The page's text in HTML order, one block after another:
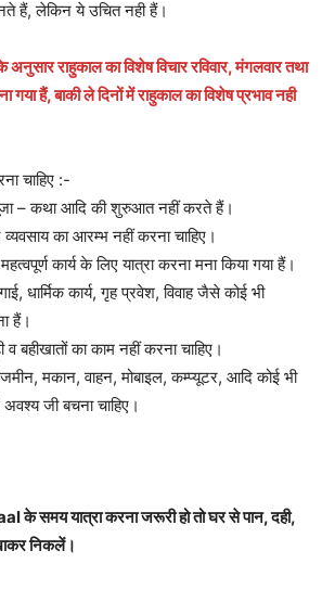
हैं, लेकिन ये उचित नही हैं।
अनुसार राहुकाल का विशेष विचार रविवार, मंगलवार तथा
गया हैं, बाकी ले दिनों में राहुकाल का विशेष प्रभाव नही
चाहिए :-
– कथा आदि की शुरुआत नहीं करते हैं।
का आरम्भ नहीं करना चाहिए।
कार्य के लिए यात्रा करना मना किया गया हैं।
धार्मिक कार्य, गृह प्रवेश, विवाह जैसे कोई भी
हैं।
बहीखातों का काम नहीं करना चाहिए।
मकान, वाहन, मोबाइल, कम्प्यूटर, आदि कोई भी
जी बचना चाहिए।
के समय यात्रा करना जरूरी हो तो घर से पान, दही,
निकलें।